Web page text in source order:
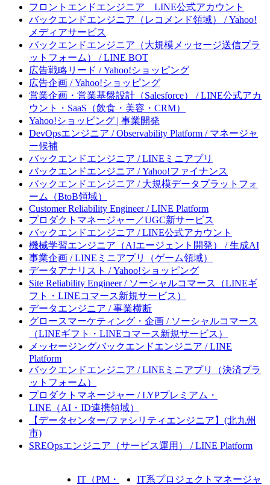
フロントエンドエンジニア LINE公式アカウント
バックエンドエンジニア（レコメンド領域） / Yahoo!
メディアサービス
バックエンドエンジニア（大規模メッセージ送信プラ
ットフォーム） / LINE BOT
広告戦略リード / Yahoo!ショッピング
広告企画 / Yahoo!ショッピング
営業企画・営業基盤設計（Salesforce） / LINE公式アカ
ウント・SaaS（飲食・美容・CRM）
Yahoo!ショッピング | 事業開発
DevOpsエンジニア / Observability Platform / マネージャ
ー候補
バックエンドエンジニア / LINEミニアプリ
バックエンドエンジニア / Yahoo!ファイナンス
バックエンドエンジニア / 大規模データプラットフォ
ーム（BtoB領域）
Customer Reliability Engineer / LINE Platform
プロダクトマネージャー／UGC新サービス
バックエンドエンジニア / LINE公式アカウント
機械学習エンジニア（AIエージェント開発） / 生成AI
事業企画 / LINEミニアプリ（ゲーム領域）
データアナリスト / Yahoo!ショッピング
Site Reliability Engineer / ソーシャルコマース（LINEギ
フト・LINEコマース新規サービス）
データエンジニア / 事業横断
グロースマーケティング・企画 / ソーシャルコマース
（LINEギフト・LINEコマース新規サービス）
メッセージングバックエンドエンジニア / LINE
Platform
バックエンドエンジニア / LINEミニアプリ（決済プラ
ットフォーム）
プロダクトマネージャー / LYPプレミアム・
LINE（AI・ID連携領域）
【データセンター/ファシリティエンジニア】(北九州
市)
SREOpsエンジニア（サービス運用） / LINE Platform
IT（PM・
IT系プロジェクトマネージャ